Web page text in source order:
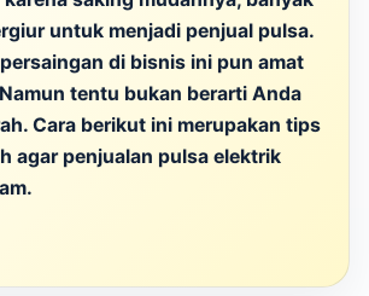
untuk menjadi penjual pulsa.
di bisnis ini pun amat
tentu bukan berarti Anda
Cara berikut ini merupakan tips
agar penjualan pulsa elektrik